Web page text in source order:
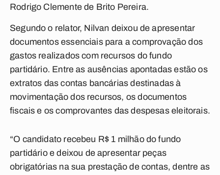
Rodrigo Clemente de Brito Pereira.
Segundo o relator, Nilvan deixou de apresentar
documentos essenciais para a comprovação dos
gastos realizados com recursos do fundo
partidário. Entre as ausências apontadas estão os
extratos das contas bancárias destinadas à
movimentação dos recursos, os documentos
fiscais e os comprovantes das despesas eleitorais.
“O candidato recebeu R$ 1 milhão do fundo
partidário e deixou de apresentar peças
obrigatórias na sua prestação de contas, dentre as